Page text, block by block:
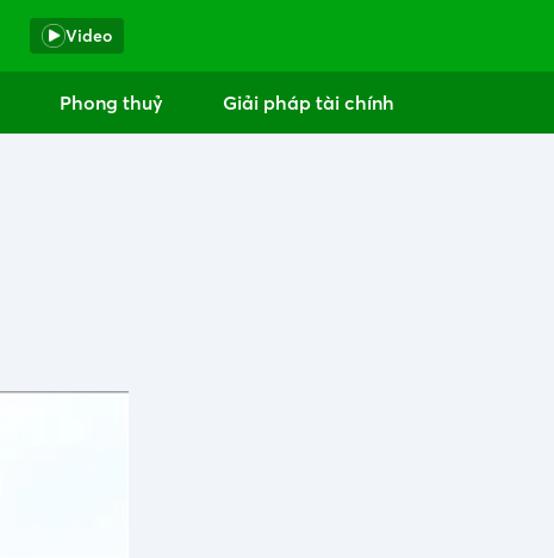
Video
Phong thuỷ Giải pháp tài chính